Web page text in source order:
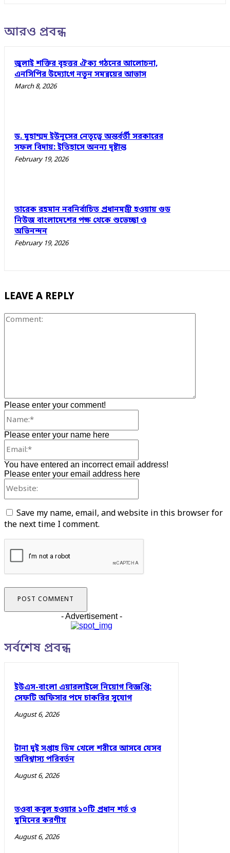
আরও প্রবন্ধ
জুলাই শক্তির বৃহত্তর ঐক্য গঠনের আলোচনা,
এনসিপির উদ্যোগে নতুন সমন্বয়ের আভাস
March 8, 2026
ড. মুহাম্মদ ইউনূসের নেতৃত্বে অন্তর্বর্তী সরকারের
সফল বিদায়: ইতিহাসে অনন্য দৃষ্টান্ত
February 19, 2026
তারেক রহমান নবনির্বাচিত প্রধানমন্ত্রী হওয়ায় গুড
নিউজ বাংলাদেশের পক্ষ থেকে শুভেচ্ছা ও
অভিনন্দন
February 19, 2026
LEAVE A REPLY
Please enter your comment!
Please enter your name here
You have entered an incorrect email address!
Please enter your email address here
Save my name, email, and website in this browser for
the next time I comment.
- Advertisement -
সর্বশেষ প্রবন্ধ
ইউএস-বাংলা এয়ারলাইন্সে নিয়োগ বিজ্ঞপ্তি:
সেফটি অফিসার পদে চাকরির সুযোগ
August 6, 2026
টানা দুই সপ্তাহ ডিম খেলে শরীরে আসবে যেসব
অবিশ্বাস্য পরিবর্তন
August 6, 2026
তওবা কবুল হওয়ার ১০টি প্রধান শর্ত ও
মুমিনের করণীয়
August 6, 2026